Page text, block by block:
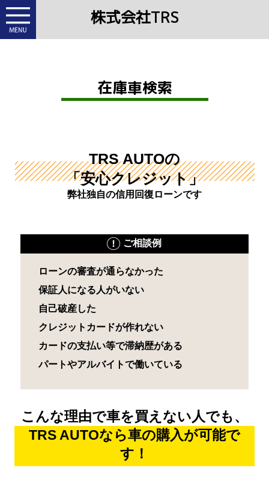
株式会社TRS
在庫車検索
TRS AUTOの
「安心クレジット」
弊社独自の信用回復ローンです
ご相談例
ローンの審査が通らなかった
保証人になる人がいない
自己破産した
クレジットカードが作れない
カードの支払い等で滞納歴がある
パートやアルバイトで働いている
こんな理由で車を買えない人でも、
TRS AUTOなら車の購入が可能で
す！